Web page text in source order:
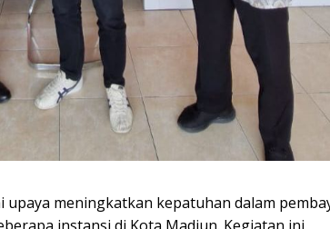
upaya meningkatkan kepatuhan dalam